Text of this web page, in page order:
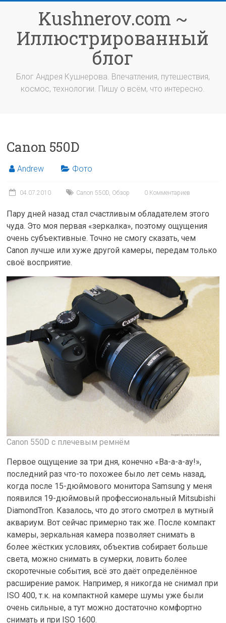
содержимомуKushnerov.com ~
Иллюстрированный
блог
Блог Андрея Кушнерова. Впечатления, путешествия,
космос, технологии. Пишу о всём, что интересно.
Canon 550D
Andrew Фото
04.07.2010 Canon 550D, Обзор 0 Комментариев
Пару дней назад стал счастливым обладателем этого
чуда. Это моя первая «зеркалка», поэтому ощущения
очень субъективные. Точно не смогу сказать, чем
Canon лучше или хуже другой камеры, передам только
своё восприятие.
Canon 550D c плечевым ремнём
Первое ощущение за три дня, конечно «Ва-а-а-ау!»,
последний раз что-то похожее было лет семь назад,
когда после 15-дюймового монитора Samsung у меня
появился 19-дюймовый профессиональный Mitsubishi
DiamondTron. Казалось, что до этого смотрел в мутный
аквариум. Вот сейчас примерно так же. После компакт
камеры, зеркальная камера позволяет снимать в
более жёстких условиях, объектив собирает больше
света, можно снимать в сумерки, ловить более
скоротечные события, всё это даёт определённое
расширение рамок. Например, я никогда не снимал при
ISO 400, т.к. на компактной камере шумы уже были
очень сильные, а тут можно достаточно комфортно
снимать и при ISO 1600.